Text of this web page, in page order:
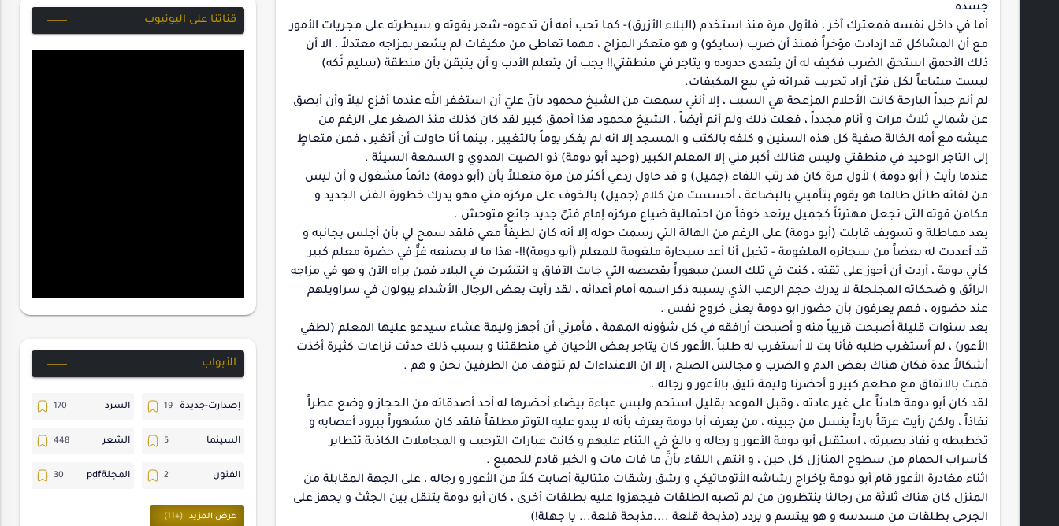
جسده
أما في داخل نفسه فمعترك آخر ، فلأول مرة منذ استخدم (البلاء الأزرق)- كما تحب أمه أن تدعوه- شعر بقوته و سيطرته على مجريات الأمور
مع أن المشاكل قد ازدادت مؤخراً فمنذ أن ضرب (سايكو) و هو متعكر المزاج ، مهما تعاطى من مكيفات لم يشعر بمزاجه معتدلاً ، الا أن
ذلك الأحمق استحق الضرب فكيف له أن يتعدى حدوده و يتاجر في منطقتي!! يجب أن يتعلم الأدب و أن يتيقن بأن منطقة (سليم تَكه)
ليست مشاعاً لكل فتىً أراد تجريب قدراته في بيع المكيفات.
لم أنم جيداً البارحة كانت الأحلام المزعجة هي السبب ، إلا أنني سمعت من الشيخ محمود بأنّ عليّ أن استغفر الله عندما أفزع ليلاً وأن أبصق
عن شمالي ثلاث مرات و أنام مجدداً ، فعلت ذلك ولم أنم أيضاً ، الشيخ محمود هذا أحمق كبير لقد كان كذلك منذ الصغر على الرغم من
عيشه مع أمه الخالة صفية كل هذه السنين و كلفه بالكتب و المسجد إلا انه لم يفكر يوماً بالتغيير ، بينما أنا حاولت أن أتغير ، فمن متعاطٍ
إلى التاجر الوحيد في منطقتي وليس هنالك أكبر مني إلا المعلم الكبير (وحيد أبو دومة) ذو الصيت المدوي و السمعة السيئة .
عندما رأيت ( أبو دومة ) لأول مرة كان قد رتب اللقاء (جميل) و قد حاول ردعي أكثر من مرة متعللاً بأن (أبو دومة) دائماً مشغول و أن ليس
من لقائه طائل طالما هو يقوم بتأميني بالبضاعة ، أحسست من كلام (جميل) بالخوف على مركزه مني فهو يدرك خطورة الفتى الجديد و
مكامن قوته التى تجعل مهترئاً كجميل يرتعد خوفاً من احتمالية ضياع مركزه إمام فتىً جديد جائع متوحش .
بعد مماطلة و تسويف قابلت (أبو دومة) على الرغم من الهالة التي رسمت حوله إلا أنه كان لطيفاً معي فلقد سمح لي بأن أجلس بجانبه و
قد أعددت له بعضاً من سجائره الملغومة - تخيل أنا أعد سيجارة ملغومة للمعلم (أبو دومة)!!- هذا ما لا يصنعه غرٌّ في حضرة معلم كبير
كأبي دومة ، أردت أن أحوز على ثقته ، كنت في تلك السن مبهوراً بقصصه التي جابت الآفاق و انتشرت في البلاد فمن يراه الآن و هو في مزاجه
الرائق و ضحكاته المجلجلة لا يدرك حجم الرعب الذي يسببه ذكر اسمه أمام أعدائه ، لقد رأيت بعض الرجال الأشداء يبولون في سراويلهم
عند حضوره ، فهم يعرفون بأن حضور ابو دومة يعنى خروج نفس .
بعد سنوات قليلة أصبحت قريباً منه و أصبحت أرافقه في كل شؤونه المهمة ، فأمرني أن أجهز وليمة عشاء سيدعو عليها المعلم (لطفي
الأعور) ، لم أستغرب طلبه فأنا بت لا أستغرب له طلباً ،الأعور كان يتاجر بعض الأحيان في منطقتنا و بسبب ذلك حدثت نزاعات كثيرة أخذت
أشكالاً عدة فكان هناك بعض الدم و الضرب و مجالس الصلح ، إلا ان الاعتداءات لم تتوقف من الطرفين نحن و هم .
قمت بالاتفاق مع مطعم كبير و أحضرنا وليمة تليق بالأعور و رجاله .
لقد كان أبو دومة هادئاً على غير عادته ، وقبل الموعد بقليل استحم ولبس عباءة بيضاء أحضرها له أحد أصدقائه من الحجاز و وضع عطراً
نفاذاً ، ولكن رأيت عرقاً بارداً ينسل من جبينه ، من يعرف أبا دومة يعرف بأنه لا يبدو عليه التوتر مطلقاً فلقد كان مشهوراً ببرود أعصابه و
تخطيطه و نفاذ بصيرته ، استقبل أبو دومة الأعور و رجاله و بالغ في الثناء عليهم و كانت عبارات الترحيب و المجاملات الكاذبة تتطاير
كأسراب الحمام من سطوح المنازل كل حين ، و انتهى اللقاء بأنَّ ما فات مات و الخير قادم للجميع .
اثناء مغادرة الأعور قام أبو دومة بإخراج رشاشه الأتوماتيكي و رشق رشقات متتالية أصابت كلاً من الأعور و رجاله ، على الجهة المقابلة من
المنزل كان هناك ثلاثة من رجالنا ينتظرون من لم تصبه الطلقات فيجهزوا عليه بطلقات أخرى ، كان أبو دومة يتنقل بين الجثث و يجهز على
الجرحى بطلقات من مسدسه و هو يبتسم و يردد (مذبحة قلعة ....مذبحة قلعة... يا جهلة!)
قناتنا على اليوتيوب
الأبواب
إصدارت-جديدة السرد
السينما الشعر
الفنون المجلةpdf
المسرح